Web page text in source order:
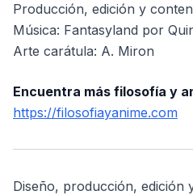
Producción, edición y
Música: Fantasyland por
Arte carátula: A. Miron
Encuentra más filosofía y
https://filosofiayanime.com
Diseño, producción, edición